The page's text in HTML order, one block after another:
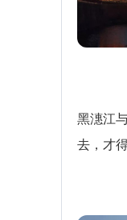
黑潓江
去，才